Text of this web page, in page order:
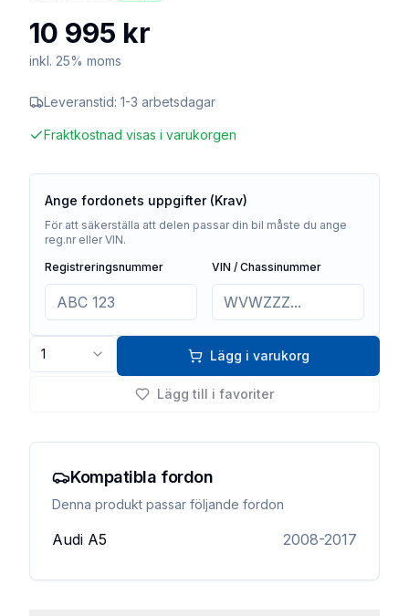
10 995 kr
inkl. 25% moms
Leveranstid: 1-3 arbetsdagar
Fraktkostnad visas i varukorgen
Ange fordonets uppgifter (Krav)
För att säkerställa att delen passar din bil måste du ange
reg.nr eller VIN.
Registreringsnummer
VIN / Chassinummer
1 Lägg i varukorg
Lägg till i favoriter
Kompatibla fordon
Denna produkt passar följande fordon
Audi A5 2008-2017